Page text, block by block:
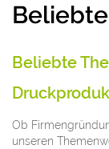
Beliebte
Ob
unseren